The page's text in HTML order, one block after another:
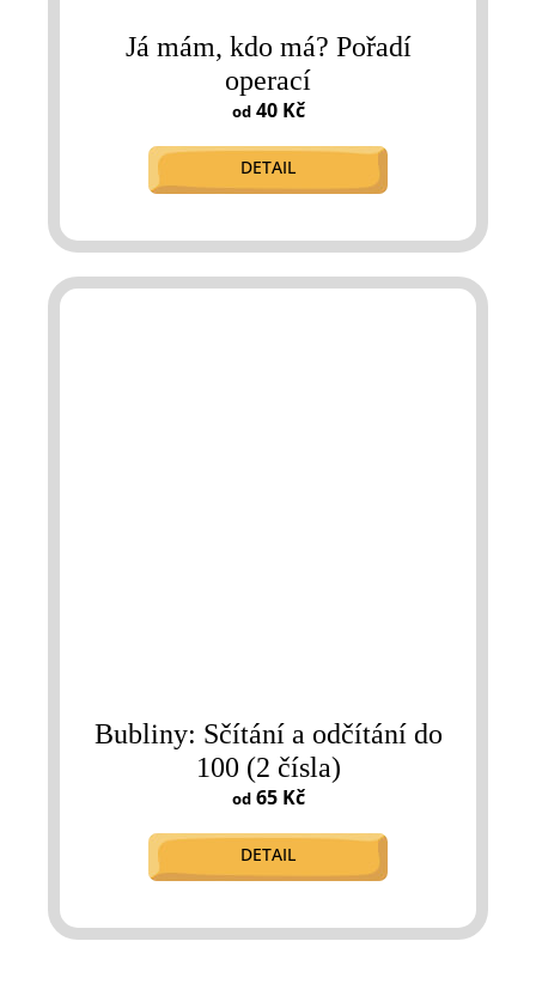
Já mám, kdo má? Pořadí
operací
od40 Kč
DETAIL
Bubliny: Sčítání a odčítání do
100 (2 čísla)
od65 Kč
DETAIL